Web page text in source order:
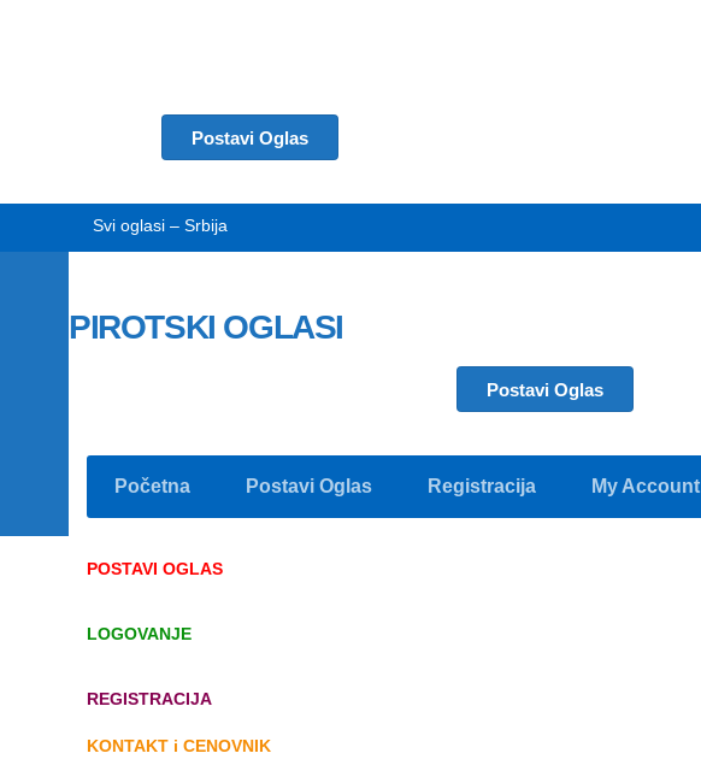
Postavi Oglas
Svi oglasi – Srbija
PIROTSKI OGLASI
Postavi Oglas
Početna Postavi Oglas Registracija My Account
POSTAVI OGLAS
LOGOVANJE
REGISTRACIJA
KONTAKT i CENOVNIK